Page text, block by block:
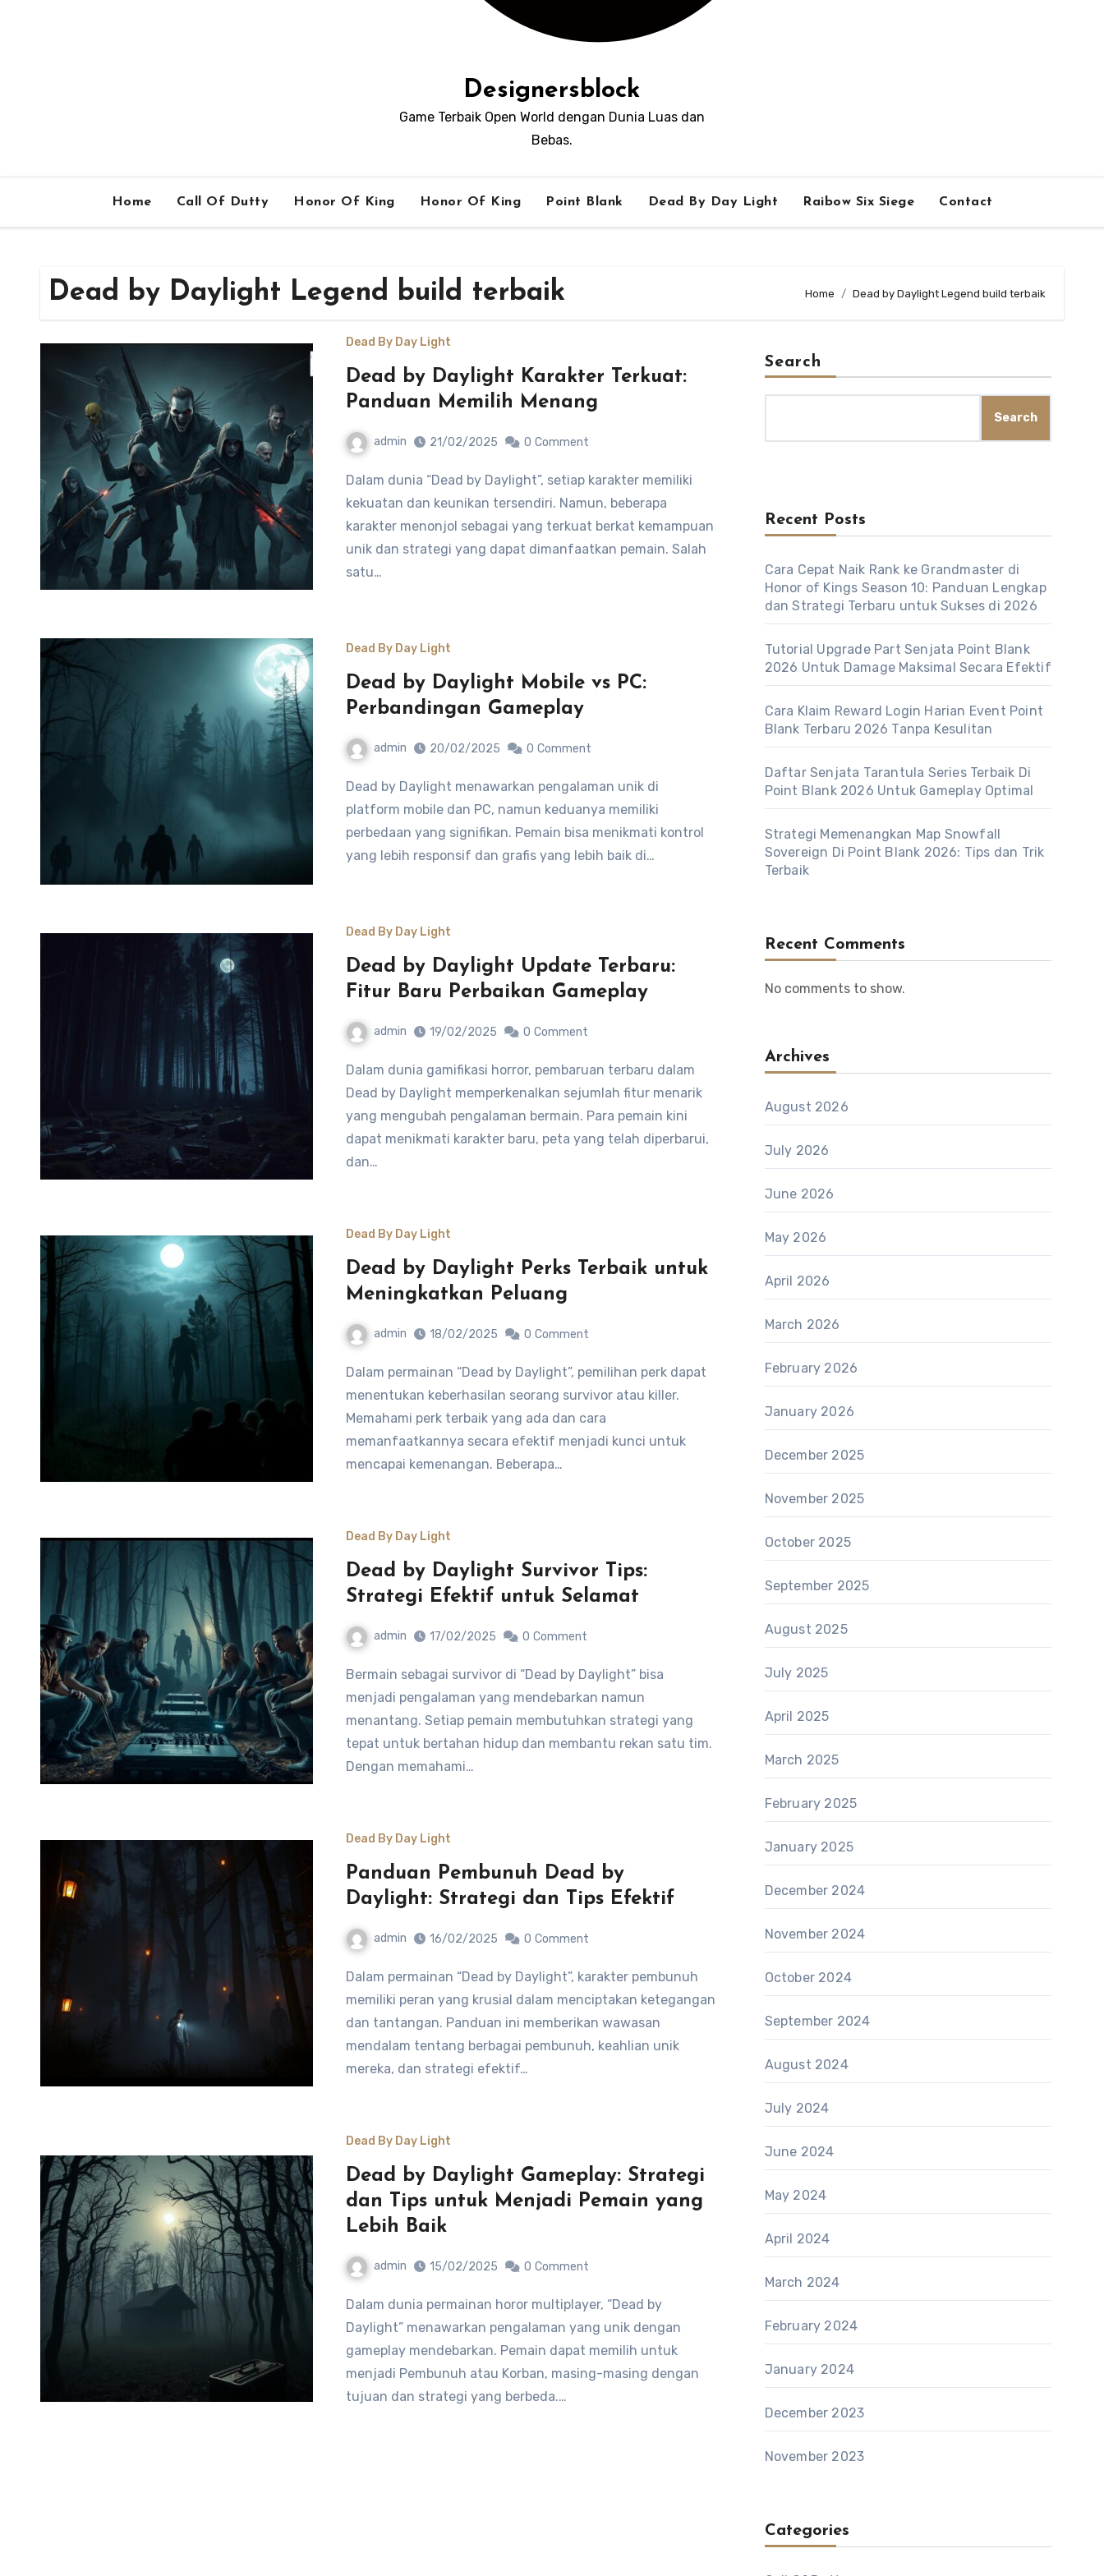
Designersblock
Game Terbaik Open World dengan Dunia Luas dan
Bebas.
Home Call Of Dutty Honor Of King Honor Of King Point Blank Dead By Day Light Raibow Six Siege Contact
Dead by Daylight Legend build terbaik Home Dead by Daylight Legend build terbaik
Dead By Day Light
Dead by Daylight Karakter Terkuat:
Panduan Memilih Menang
admin 21/02/2025 0 Comment
Dalam dunia “Dead by Daylight”, setiap karakter memiliki
kekuatan dan keunikan tersendiri. Namun, beberapa
karakter menonjol sebagai yang terkuat berkat kemampuan
unik dan strategi yang dapat dimanfaatkan pemain. Salah
satu…
Dead By Day Light
Dead by Daylight Mobile vs PC:
Perbandingan Gameplay
admin 20/02/2025 0 Comment
Dead by Daylight menawarkan pengalaman unik di
platform mobile dan PC, namun keduanya memiliki
perbedaan yang signifikan. Pemain bisa menikmati kontrol
yang lebih responsif dan grafis yang lebih baik di…
Dead By Day Light
Dead by Daylight Update Terbaru:
Fitur Baru Perbaikan Gameplay
admin 19/02/2025 0 Comment
Dalam dunia gamifikasi horror, pembaruan terbaru dalam
Dead by Daylight memperkenalkan sejumlah fitur menarik
yang mengubah pengalaman bermain. Para pemain kini
dapat menikmati karakter baru, peta yang telah diperbarui,
dan…
Dead By Day Light
Dead by Daylight Perks Terbaik untuk
Meningkatkan Peluang
admin 18/02/2025 0 Comment
Dalam permainan “Dead by Daylight”, pemilihan perk dapat
menentukan keberhasilan seorang survivor atau killer.
Memahami perk terbaik yang ada dan cara
memanfaatkannya secara efektif menjadi kunci untuk
mencapai kemenangan. Beberapa…
Dead By Day Light
Dead by Daylight Survivor Tips:
Strategi Efektif untuk Selamat
admin 17/02/2025 0 Comment
Bermain sebagai survivor di “Dead by Daylight” bisa
menjadi pengalaman yang mendebarkan namun
menantang. Setiap pemain membutuhkan strategi yang
tepat untuk bertahan hidup dan membantu rekan satu tim.
Dengan memahami…
Dead By Day Light
Panduan Pembunuh Dead by
Daylight: Strategi dan Tips Efektif
admin 16/02/2025 0 Comment
Dalam permainan “Dead by Daylight”, karakter pembunuh
memiliki peran yang krusial dalam menciptakan ketegangan
dan tantangan. Panduan ini memberikan wawasan
mendalam tentang berbagai pembunuh, keahlian unik
mereka, dan strategi efektif…
Dead By Day Light
Dead by Daylight Gameplay: Strategi
dan Tips untuk Menjadi Pemain yang
Lebih Baik
admin 15/02/2025 0 Comment
Dalam dunia permainan horor multiplayer, “Dead by
Daylight” menawarkan pengalaman yang unik dengan
gameplay mendebarkan. Pemain dapat memilih untuk
menjadi Pembunuh atau Korban, masing-masing dengan
tujuan dan strategi yang berbeda.…
Search
Search
Recent Posts
Cara Cepat Naik Rank ke Grandmaster di
Honor of Kings Season 10: Panduan Lengkap
dan Strategi Terbaru untuk Sukses di 2026
Tutorial Upgrade Part Senjata Point Blank
2026 Untuk Damage Maksimal Secara Efektif
Cara Klaim Reward Login Harian Event Point
Blank Terbaru 2026 Tanpa Kesulitan
Daftar Senjata Tarantula Series Terbaik Di
Point Blank 2026 Untuk Gameplay Optimal
Strategi Memenangkan Map Snowfall
Sovereign Di Point Blank 2026: Tips dan Trik
Terbaik
Recent Comments
No comments to show.
Archives
August 2026
July 2026
June 2026
May 2026
April 2026
March 2026
February 2026
January 2026
December 2025
November 2025
October 2025
September 2025
August 2025
July 2025
April 2025
March 2025
February 2025
January 2025
December 2024
November 2024
October 2024
September 2024
August 2024
July 2024
June 2024
May 2024
April 2024
March 2024
February 2024
January 2024
December 2023
November 2023
Categories